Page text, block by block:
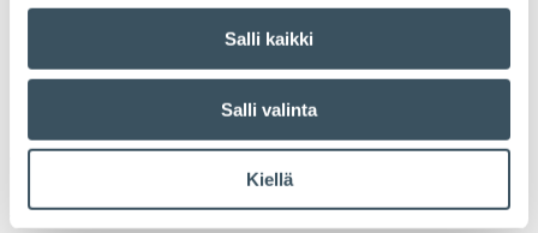
Salli kaikki
Salli valinta
Kiellä
Kuluttajien luottamus kipusi
hieman tammikuussa
tammikuussa 2023, kertoo Tilastokeskus. Suomalaisten
näkemykset taloudesta paranivat tammikuussa joulukuuhun
verrattuna – vuodentakaisiin nähden näkymät olivat edelleen